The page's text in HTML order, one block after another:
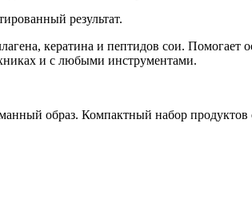
результат.
кератина и пептидов сои.
и с любыми инструментами.
образ. Компактный набор